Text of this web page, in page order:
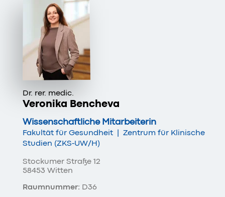
Dr. rer. medic.
Veronika Bencheva
Wissenschaftliche Mitarbeiterin
Fakultät für Gesundheit | Zentrum für Klinische
Studien (ZKS-UW/H)
Stockumer Straße 12
58453 Witten
Raumnummer: D36